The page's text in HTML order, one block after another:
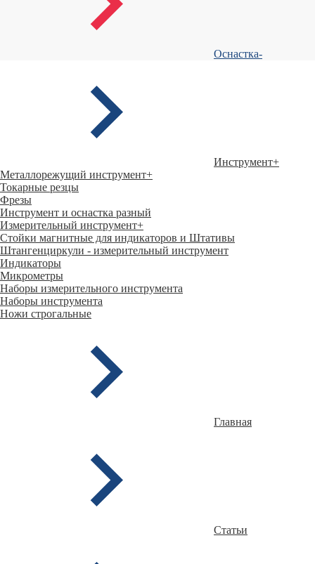
Оснастка-
Инструмент+
Металлорежущий инструмент+
Токарные резцы
Фрезы
Инструмент и оснастка разный
Измерительный инструмент+
Стойки магнитные для индикаторов и Штативы
Штангенциркули - измерительный инструмент
Индикаторы
Микрометры
Наборы измерительного инструмента
Наборы инструмента
Ножи строгальные
Главная
Статьи